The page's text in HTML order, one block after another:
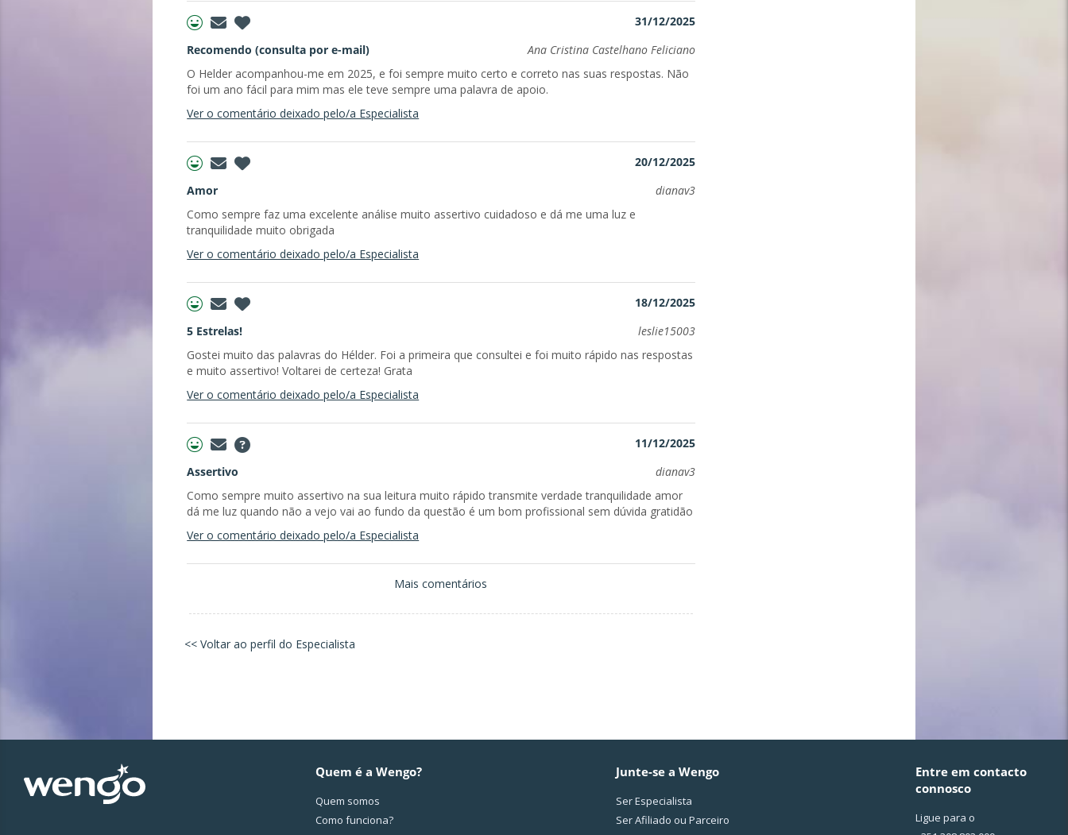
31/12/2025
Recomendo (consulta por e-mail)
Ana Cristina Castelhano Feliciano
O Helder acompanhou-me em 2025, e foi sempre muito certo e correto nas suas respostas. Não
foi um ano fácil para mim mas ele teve sempre uma palavra de apoio.
Ver o comentário deixado pelo/a Especialista
20/12/2025
Amor
dianav3
Como sempre faz uma excelente análise muito assertivo cuidadoso e dá me uma luz e
tranquilidade muito obrigada
Ver o comentário deixado pelo/a Especialista
18/12/2025
5 Estrelas!
leslie15003
Gostei muito das palavras do Hélder. Foi a primeira que consultei e foi muito rápido nas respostas
e muito assertivo! Voltarei de certeza! Grata
Ver o comentário deixado pelo/a Especialista
11/12/2025
Assertivo
dianav3
Como sempre muito assertivo na sua leitura muito rápido transmite verdade tranquilidade amor
dá me luz quando não a vejo vai ao fundo da questão é um bom profissional sem dúvida gratidão
Ver o comentário deixado pelo/a Especialista
Mais comentários
<< Voltar ao perfil do Especialista
Quem é a Wengo?
Quem somos
Como funciona?
Junte-se a Wengo
Ser Especialista
Ser Afiliado ou Parceiro
Entre em contacto
connosco
Ligue para o